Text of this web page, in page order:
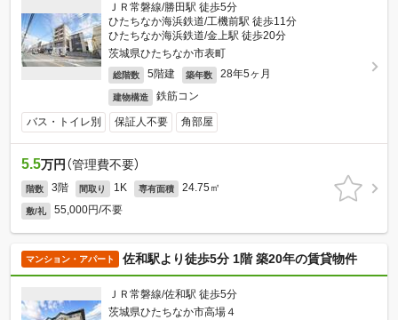
ＪＲ常磐線/勝田駅 徒歩5分
ひたちなか海浜鉄道/工機前駅 徒歩11分
ひたちなか海浜鉄道/金上駅 徒歩20分
茨城県ひたちなか市表町
総階数 5階建 築年数 28年5ヶ月
建物構造 鉄筋コン
バス・トイレ別 保証人不要 角部屋
5.5万円 （管理費不要）
階数 3階 間取り 1K 専有面積 24.75㎡
敷/礼 55,000円/不要
マンション・アパート 佐和駅より徒歩5分 1階 築20年の賃貸物件
ＪＲ常磐線/佐和駅 徒歩5分
茨城県ひたちなか市高場４